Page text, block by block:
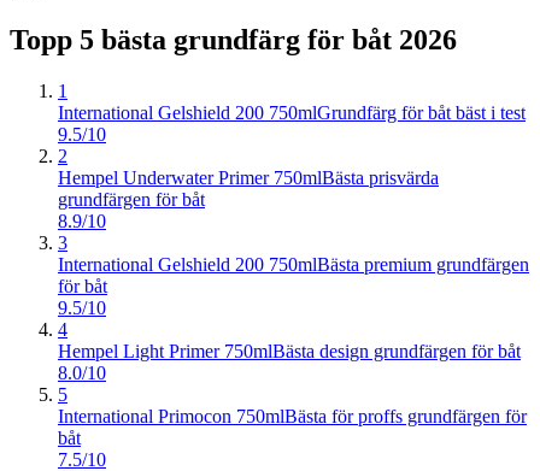
Topp 5 bästa grundfärg för båt 2026
1
International Gelshield 200 750mlGrundfärg för båt bäst i test
9.5/10
2
Hempel Underwater Primer 750mlBästa prisvärda
grundfärgen för båt
8.9/10
3
International Gelshield 200 750mlBästa premium grundfärgen
för båt
9.5/10
4
Hempel Light Primer 750mlBästa design grundfärgen för båt
8.0/10
5
International Primocon 750mlBästa för proffs grundfärgen för
båt
7.5/10